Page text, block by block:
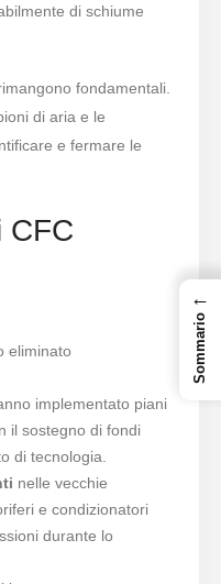
di schiume
fondamentali.
di aria e le
e fermare le
CFC
eliminato
implementato piani
il sostegno di fondi
di tecnologia.
nelle vecchie
e condizionatori
durante lo
←
Sommario